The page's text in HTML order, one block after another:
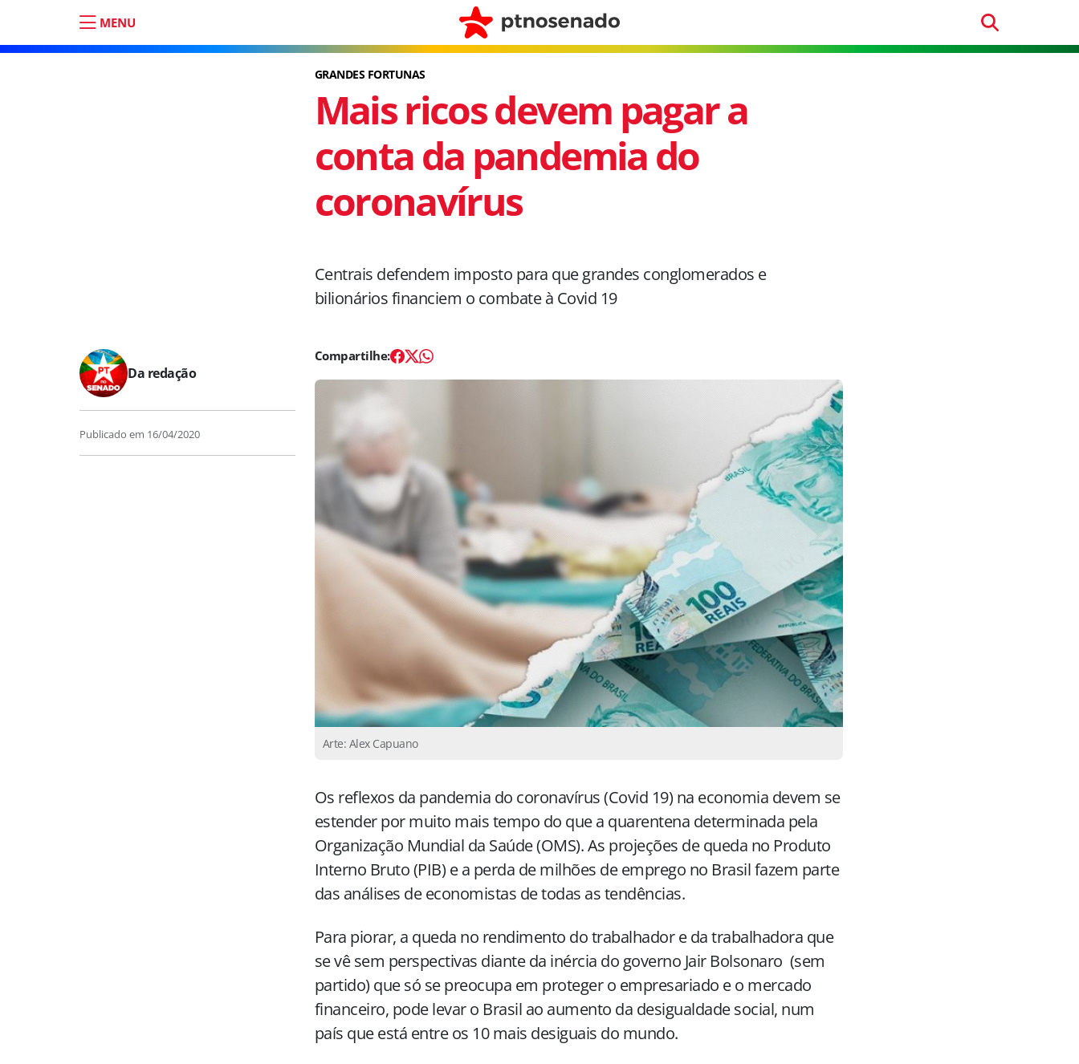
MENU
GRANDES FORTUNAS
Mais ricos devem pagar a
conta da pandemia do
coronavírus
Centrais defendem imposto para que grandes conglomerados e
bilionários financiem o combate à Covid 19
Da redação
Publicado em 16/04/2020
Arte: Alex Capuano
Os reflexos da pandemia do coronavírus (Covid 19) na economia devem se
estender por muito mais tempo do que a quarentena determinada pela
Organização Mundial da Saúde (OMS). As projeções de queda no Produto
Interno Bruto (PIB) e a perda de milhões de emprego no Brasil fazem parte
das análises de economistas de todas as tendências.
Para piorar, a queda no rendimento do trabalhador e da trabalhadora que
se vê sem perspectivas diante da inércia do governo Jair Bolsonaro (sem
partido) que só se preocupa em proteger o empresariado e o mercado
financeiro, pode levar o Brasil ao aumento da desigualdade social, num
país que está entre os 10 mais desiguais do mundo.